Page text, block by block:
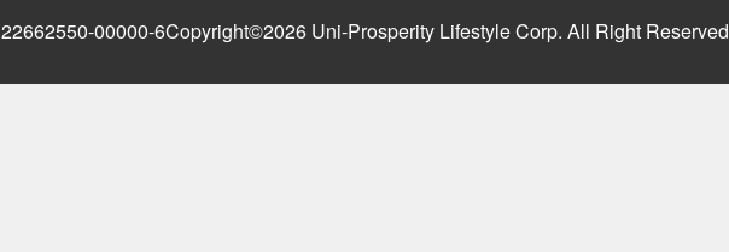
00000-6Copyright©2026 Uni-Prosperity Lifestyle Corp. All Right Reserved